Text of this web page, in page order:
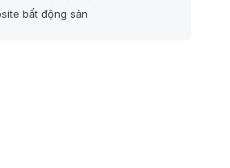
bất động sản